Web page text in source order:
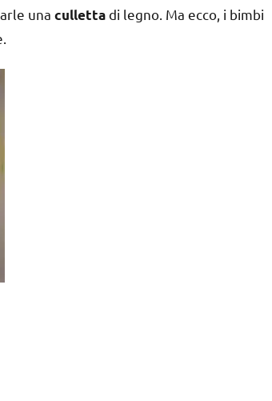
una cullettadi legno. Ma ecco, i bimbi